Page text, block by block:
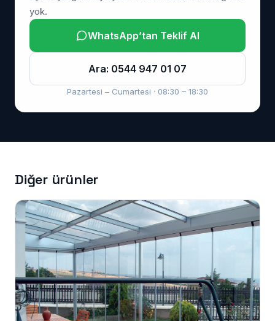
yok.
WhatsApp’tan Teklif Al
Ara: 0544 947 01 07
Pazartesi – Cumartesi · 08:30 – 18:30
Diğer ürünler